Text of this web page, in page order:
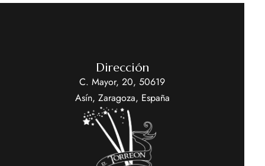
Dirección
C. Mayor, 20, 50619
Asín, Zaragoza, España